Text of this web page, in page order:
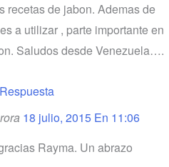
recetas de jabon. Ademas de
a utilizar , parte importante en
Saludos desde Venezuela….
Respuesta
18 julio, 2015 En 11:06
Rayma. Un abrazo